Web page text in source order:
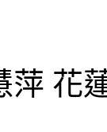
萍 花